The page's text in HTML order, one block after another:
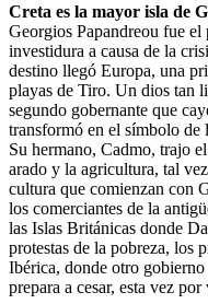
Creta es la mayor isla de
Georgios Papandreou fue el
investidura a causa de la
destino llegó Europa, una
playas de Tiro. Un dios tan
segundo gobernante que
transformó en el símbolo de
Su hermano, Cadmo, trajo
arado y la agricultura, tal
cultura que comienzan con
los comerciantes de la
las Islas Británicas donde
protestas de la pobreza, los
Ibérica, donde otro
prepara a cesar, esta vez